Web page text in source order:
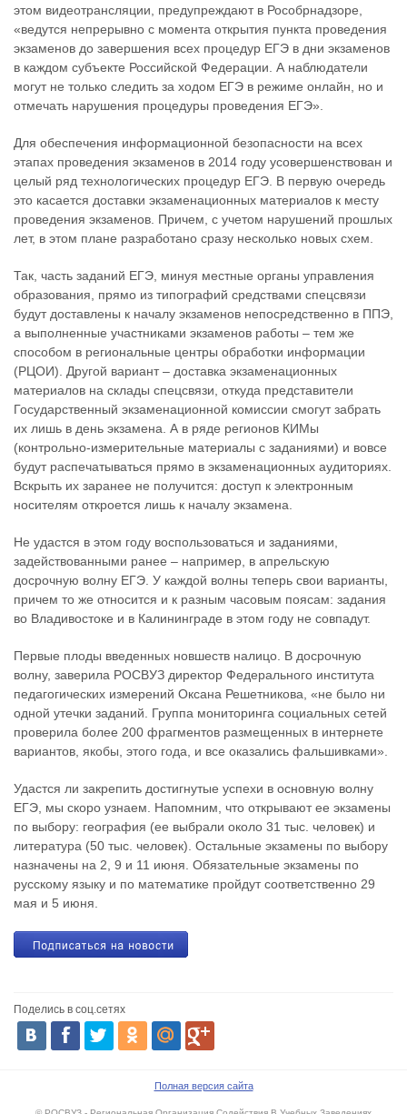
этом видеотрансляции, предупреждают в Рособрнадзоре,
«ведутся непрерывно с момента открытия пункта проведения
экзаменов до завершения всех процедур ЕГЭ в дни экзаменов
в каждом субъекте Российской Федерации. А наблюдатели
могут не только следить за ходом ЕГЭ в режиме онлайн, но и
отмечать нарушения процедуры проведения ЕГЭ».
Для обеспечения информационной безопасности на всех
этапах проведения экзаменов в 2014 году усовершенствован и
целый ряд технологических процедур ЕГЭ. В первую очередь
это касается доставки экзаменационных материалов к месту
проведения экзаменов. Причем, с учетом нарушений прошлых
лет, в этом плане разработано сразу несколько новых схем.
Так, часть заданий ЕГЭ, минуя местные органы управления
образования, прямо из типографий средствами спецсвязи
будут доставлены к началу экзаменов непосредственно в ППЭ,
а выполненные участниками экзаменов работы – тем же
способом в региональные центры обработки информации
(РЦОИ). Другой вариант – доставка экзаменационных
материалов на склады спецсвязи, откуда представители
Государственный экзаменационной комиссии смогут забрать
их лишь в день экзамена. А в ряде регионов КИМы
(контрольно-измерительные материалы с заданиями) и вовсе
будут распечатываться прямо в экзаменационных аудиториях.
Вскрыть их заранее не получится: доступ к электронным
носителям откроется лишь к началу экзамена.
Не удастся в этом году воспользоваться и заданиями,
задействованными ранее – например, в апрельскую
досрочную волну ЕГЭ. У каждой волны теперь свои варианты,
причем то же относится и к разным часовым поясам: задания
во Владивостоке и в Калининграде в этом году не совпадут.
Первые плоды введенных новшеств налицо. В досрочную
волну, заверила РОСВУЗ директор Федерального института
педагогических измерений Оксана Решетникова, «не было ни
одной утечки заданий. Группа мониторинга социальных сетей
проверила более 200 фрагментов размещенных в интернете
вариантов, якобы, этого года, и все оказались фальшивками».
Удастся ли закрепить достигнутые успехи в основную волну
ЕГЭ, мы скоро узнаем. Напомним, что открывают ее экзамены
по выбору: география (ее выбрали около 31 тыс. человек) и
литература (50 тыс. человек). Остальные экзамены по выбору
назначены на 2, 9 и 11 июня. Обязательные экзамены по
русскому языку и по математике пройдут соответственно 29
мая и 5 июня.
Поделись в соц.сетях
Полная версия сайта